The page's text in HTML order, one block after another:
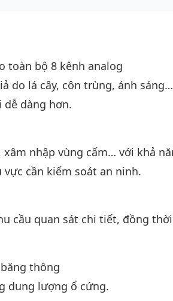
toàn bộ 8 kênh analog
do lá cây, côn trùng, ánh
dàng hơn.
nhập vùng cấm… với khả
cần kiểm soát an ninh.
cầu quan sát chi tiết, đồng
thông
dung lượng ổ cứng.